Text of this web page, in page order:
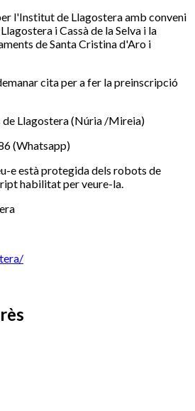
l'Institut de Llagostera amb conveni
i Cassà de la Selva i la
de Santa Cristina d'Aro i
cita per a fer la preinscripció
de Llagostera (Núria /Mireia)
(Whatsapp)
e està protegida dels robots de
habilitat per veure-la.